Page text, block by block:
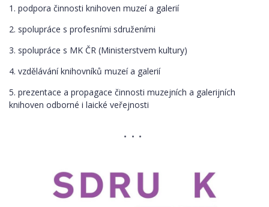
1. podpora činnosti knihoven muzeí a galerií
2. spolupráce s profesními sdruženími
3. spolupráce s MK ČR (Ministerstvem kultury)
4. vzdělávání knihovníků muzeí a galerií
5. prezentace a propagace činnosti muzejních a galerijních
knihoven odborné i laické veřejnosti